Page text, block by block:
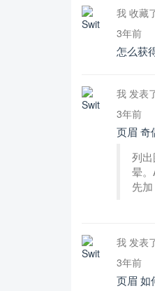
我 收藏
3年前
怎么获
我 发表
3年前
页眉 奇
列
晕
先加
我 发表
3年前
页眉 如